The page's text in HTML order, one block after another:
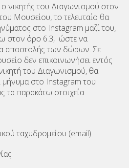
νικητής του Διαγωνισμού στον
Μουσείου, το τελευταίο θα
στο Instagram μαζί του,
στον όρο 6.3, ώστε να
αποστολής των δώρων. Σε
δεν επικοινωνήσει εντός
του Διαγωνισμού, θα
μήνυμα στο Instagram του
τα παρακάτω στοιχεία
ταχυδρομείου (email)